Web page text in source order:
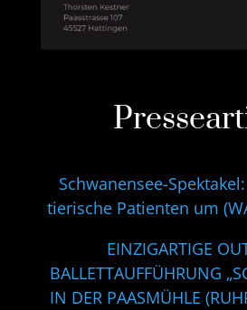
Schwanensee-
tierische Patienten um
EINZIGARTIGE
BALLETTAUFFÜHRUNG
IN DER PAASMÜHLE